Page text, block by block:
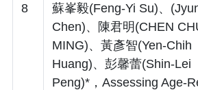
8
蘇峯毅(Feng-Yi Su)、
Chen)、陳君明(CHEN
MING)、黃彥智(Yen-Chih
Huang)、彭馨蕾(Shin-Lei
Peng)*，Assessing Age-